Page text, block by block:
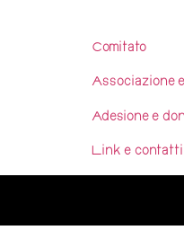
Comitato
Associazione
Adesione e
Link e contatti